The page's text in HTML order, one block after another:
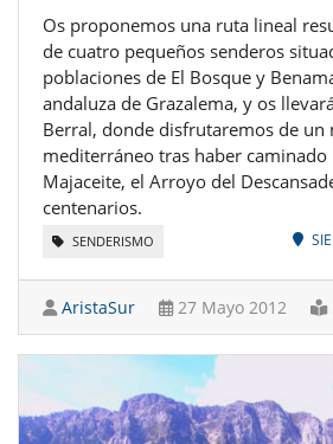
Os proponemos una ruta lineal
de cuatro pequeños senderos
poblaciones de El Bosque y
andaluza de Grazalema, y os
Berral, donde disfrutaremos de un
mediterráneo tras haber caminado
Majaceite, el Arroyo del
centenarios.
SENDERISMO
AristaSur 27 Mayo 2012